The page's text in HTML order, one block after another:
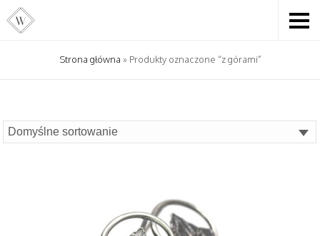
Strona główna » Produkty oznaczone “z górami”